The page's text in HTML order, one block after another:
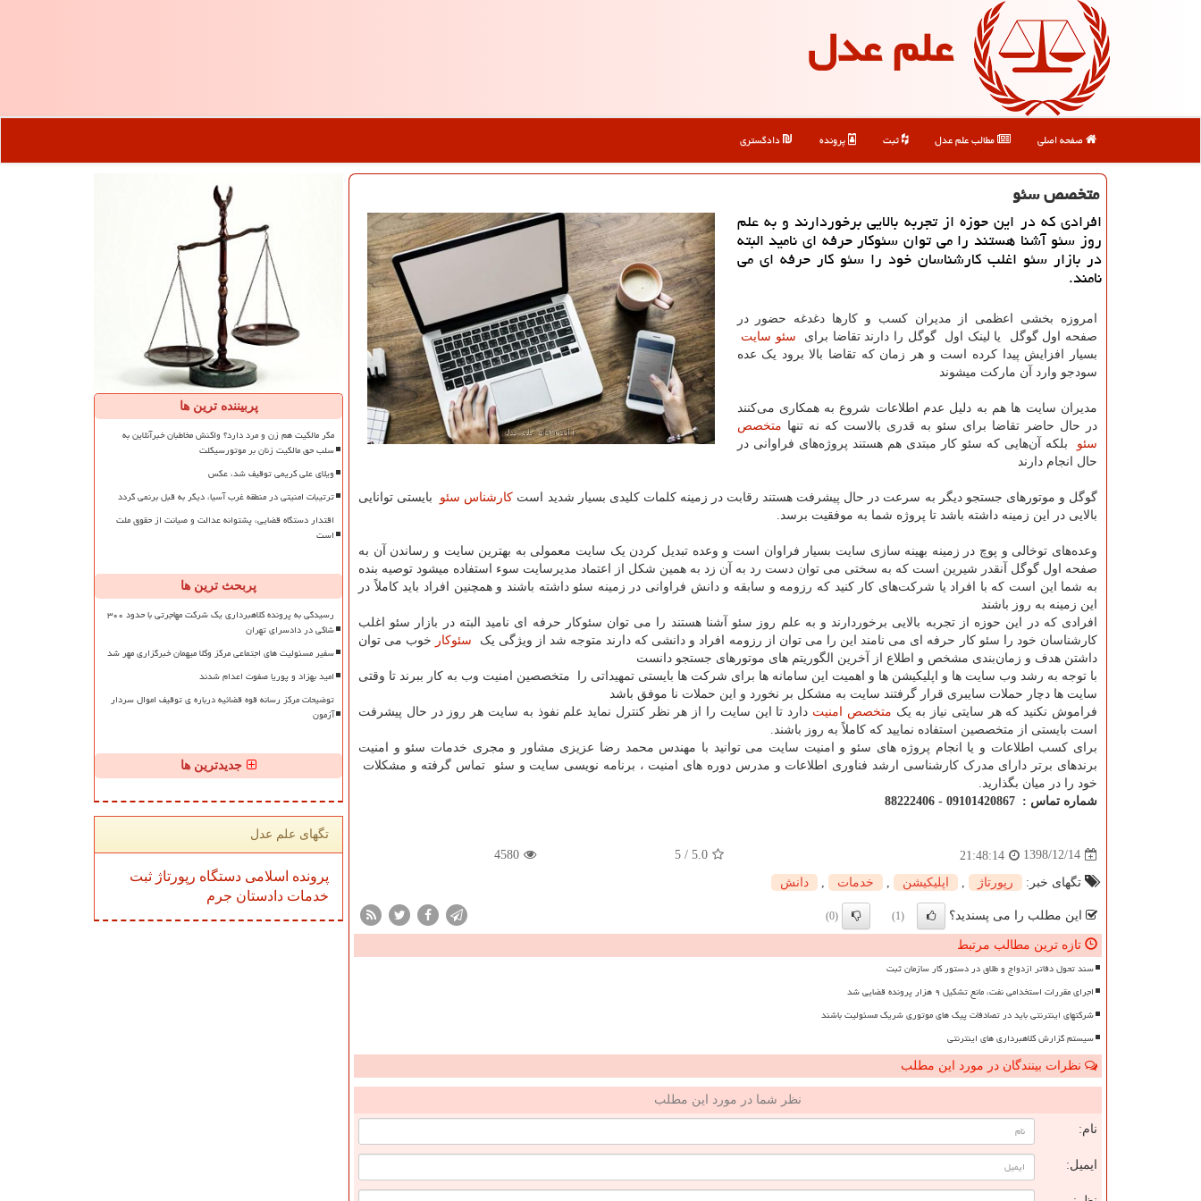
علم عدل
صفحه اصلی مطالب علم عدل ثبت پرونده دادگستری
متخصص سئو
افرادی كه در این حوزه از تجربه بالایی برخوردارند و به علم
روز سئو آشنا هستند را می توان سئوكار حرفه ای نامید البته
در بازار سئو اغلب كارشناسان خود را سئو كار حرفه ای می
نامند.
امروزه بخشی اعظمی از مدیران کسب و کارها دغدغه حضور در
صفحه اول گوگل یا لینک اول گوگل را دارند تقاضا برای سئو سایت
بسیار افزایش پیدا کرده است و هر زمان که تقاضا بالا برود یک عده
سودجو وارد آن مارکت میشوند
مدیران سایت ها هم به دلیل عدم اطلاعات شروع به همکاری می‌کنند
در حال حاضر تقاضا برای سئو به قدری بالاست که نه تنها متخصص
سئو بلکه آن‌هایی که سئو کار مبتدی هم هستند پروژه‌های فراوانی در
حال انجام دارند
گوگل و موتورهای جستجو دیگر به سرعت در حال پیشرفت هستند رقابت در زمینه کلمات کلیدی بسیار شدید است کارشناس سئو بایستی توانایی
بالایی در این زمینه داشته باشد تا پروژه شما به موفقیت برسد.
وعده‌های توخالی و پوچ در زمینه بهینه سازی سایت بسیار فراوان است و وعده تبدیل کردن یک سایت معمولی به بهترین سایت و رساندن آن به
صفحه اول گوگل آنقدر شیرین است که به سختی می توان دست رد به آن زد به همین شکل از اعتماد مدیرسایت سوء استفاده میشود توصیه بنده
به شما این است که با افراد یا شرکت‌های کار کنید که رزومه و سابقه و دانش فراوانی در زمینه سئو داشته باشند و همچنین افراد باید کاملاً در
این زمینه به روز باشند
افرادی که در این حوزه از تجربه بالایی برخوردارند و به علم روز سئو آشنا هستند را می توان سئوکار حرفه ای نامید البته در بازار سئو اغلب
کارشناسان خود را سئو کار حرفه ای می نامند این را می توان از رزومه افراد و دانشی که دارند متوجه شد از ویژگی یک سئوکار خوب می توان
داشتن هدف و زمان‌بندی مشخص و اطلاع از آخرین الگوریتم های موتورهای جستجو دانست
با توجه به رشد وب سایت ها و اپلیکیشن ها و اهمیت این سامانه ها برای شرکت ها بایستی تمهیداتی را متخصصین امنیت وب به کار ببرند تا وقتی
سایت ها دچار حملات سایبری قرار گرفتند سایت به مشکل بر نخورد و این حملات نا موفق باشد
فراموش نکنید که هر سایتی نیاز به یک متخصص امنیت دارد تا این سایت را از هر نظر کنترل نماید علم نفوذ به سایت هر روز در حال پیشرفت
است بایستی از متخصصین استفاده نمایید که کاملاً به روز باشند.
برای کسب اطلاعات و یا انجام پروژه های سئو و امنیت سایت می توانید با مهندس محمد رضا عزیزی مشاور و مجری خدمات سئو و امنیت
برندهای برتر دارای مدرک کارشناسی ارشد فناوری اطلاعات و مدرس دوره های امنیت ، برنامه نویسی سایت و سئو تماس گرفته و مشکلات
خود را در میان بگذارید.
شماره تماس : 09101420867 - 88222406
1398/12/14
21:48:14
5.0
/
5
4580
تگهای خبر: رپورتاژ اپلیكیشن خدمات دانش
این مطلب را می پسندید؟ (1)
(0)
تازه ترین مطالب مرتبط
سند تحول دفاتر ازدواج و طلاق در دستور کار سازمان ثبت
اجرای مقررات استخدامی نفت، مانع تشکیل ۹ هزار پرونده قضایی شد
شرکتهای اینترنتی باید در تصادفات پیک های موتوری شریک مسئولیت باشند
سیستم گزارش کلاهبرداری های اینترنتی
نظرات بینندگان در مورد این مطلب
نظر شما در مورد این مطلب
نام:
ایمیل:
پربیننده ترین ها
مگر مالکیت هم زن و مرد دارد؟ واکنش مخاطبان خبرآنلاین به
سلب حق مالکیت زنان بر موتورسیکلت
ویلای علی کریمی توقیف شد، عکس
ترتیبات امنیتی در منطقه غرب آسیا، دیگر به قبل برنمی گردد
اقتدار دستگاه قضایی، پشتوانه عدالت و صیانت از حقوق ملت
است
پربحث ترین ها
رسیدگی به پرونده کلاهبرداری یک شرکت مهاجرتی با حدود ۳۰۰
شاکی در دادسرای تهران
سفیر مسئولیت های اجتماعی مرکز وکلا میهمان خبرگزاری مهر شد
امید بهزاد و پوریا صفوت اعدام شدند
توضیحات مرکز رسانه قوه قضائیه درباره ی توقیف اموال سردار
آزمون
جدیدترین ها
تگهای علم عدل
پرونده اسلامی دستگاه رپورتاژ ثبت
خدمات دادستان جرم